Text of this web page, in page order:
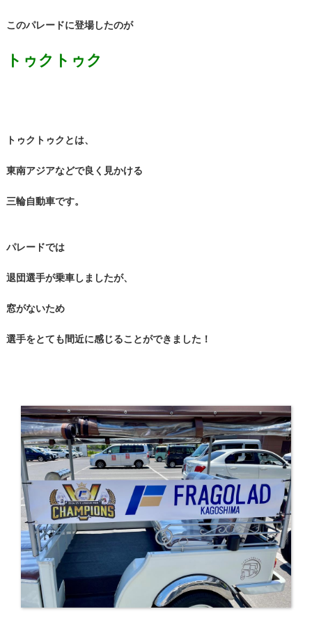
このパレードに登場したのが
トゥクトゥク
トゥクトゥクとは、
東南アジアなどで良く見かける
三輪自動車です。
パレードでは
退団選手が乗車しましたが、
窓がないため
選手をとても間近に感じることができました！